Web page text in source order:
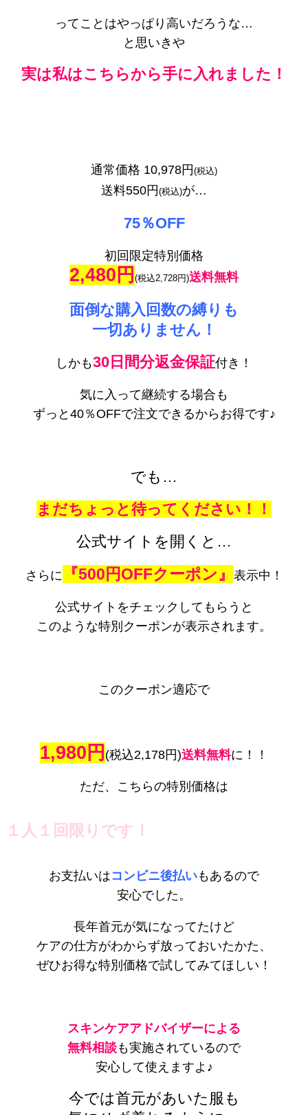
ってことはやっぱり高いだろうな…
と思いきや
実は私はこちらから手に入れました！
通常価格 10,978円 (税込)
送料550円 (税込)が…
75％OFF
初回限定特別価格
2,480円 (税込2,728円)送料無料
面倒な購入回数の縛りも
一切ありません！
しかも30日間分返金保証付き！
気に入って継続する場合も
ずっと40％OFFで注文できるからお得です♪
でも…
まだちょっと待ってください！！
公式サイトを開くと…
さらに 『500円OFFクーポン』 表示中！
公式サイトをチェックしてもらうと
このような特別クーポンが表示されます。
このクーポン適応で
1,980円 (税込2,178円)送料無料に！！
ただ、こちらの特別価格は
１人１回限りです！
お支払いはコンビニ後払いもあるので
安心でした。
長年首元が気になってたけど
ケアの仕方がわからず放っておいたかた、
ぜひお得な特別価格で試してみてほしい！
スキンケアアドバイザーによる
無料相談も実施されているので
安心して使えますよ♪
今では首元があいた服も